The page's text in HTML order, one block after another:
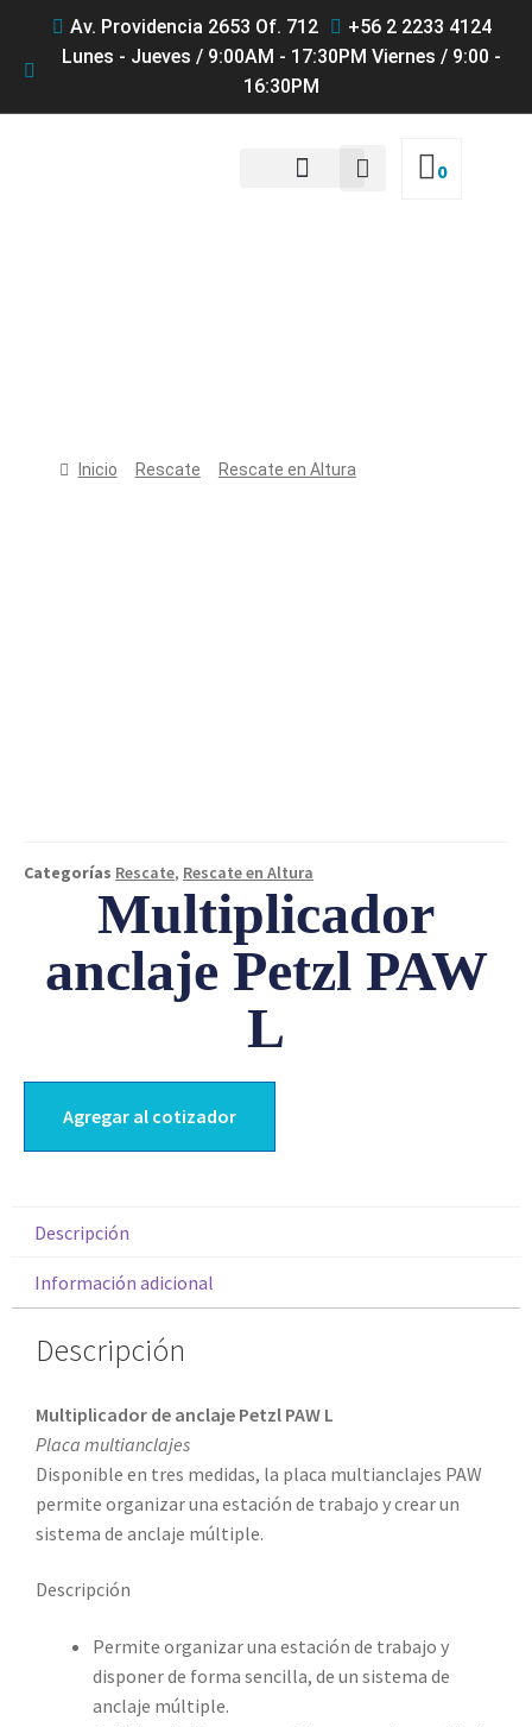
Av. Providencia 2653 Of. 712
+56 2 2233 4124
Lunes - Jueves / 9:00AM - 17:30PM Viernes / 9:00 -
16:30PM
0
Inicio Rescate Rescate en Altura
Categorías Rescate, Rescate en Altura
Multiplicador
anclaje Petzl PAW
L
Agregar al cotizador
Descripción
Información adicional
Descripción
Multiplicador de anclaje Petzl PAW L
Placa multianclajes
Disponible en tres medidas, la placa multianclajes PAW
permite organizar una estación de trabajo y crear un
sistema de anclaje múltiple.
Descripción
Permite organizar una estación de trabajo y
disponer de forma sencilla, de un sistema de
anclaje múltiple.